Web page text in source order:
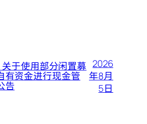
于使用部分闲置募
有资金进行现金管
告
2026
年8月
5日